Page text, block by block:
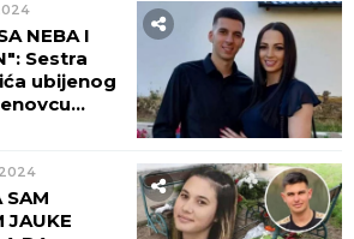
NEBA I
Sestra
ubijenog
SAM
JAUKE